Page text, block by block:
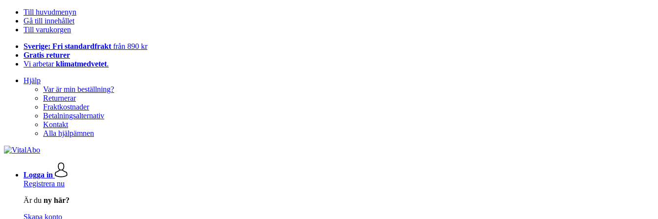
Till huvudmenyn
Gå till innehållet
Till varukorgen
Sverige: Fri standardfrakt från 890 kr
Gratis returer
Vi arbetarklimatmedvetet.
Hjälp
Var är min beställning?
Returnerar
Fraktkostnader
Betalningsalternativ
Kontakt
Alla hjälpämnen
Logga in
Registrera nu
Är du ny här?
Skapa konto